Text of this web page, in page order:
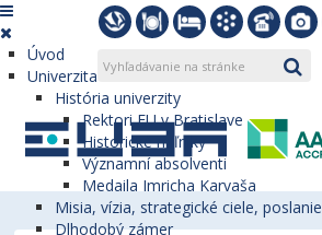
Úvod
Univerzita
História univerzity
Rektori EU v Bratislave
Historické míľniky
Významní absolventi
Medaila Imricha Karvaša
Misia, vízia, strategické ciele, poslanie
Dlhodobý zámer